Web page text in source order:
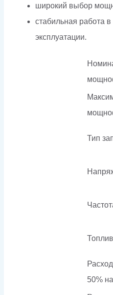
широкий выбор
стабильная работа
эксплуатации.
Тип
50%